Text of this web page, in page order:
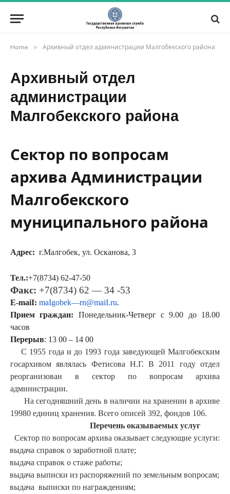
Home » Архивный отдел администрации Малгобекского района
Архивный отдел
администрации
Малгобекского района
Сектор по вопросам
архива Администрации
Малгобекского
муниципального района
Адрес: г.Малгобек, ул. Осканова, 3
Тел.:+7(8734) 62-47-50
Факс: +7(8734) 62 — 34 -53
Е-maiI: maIgobek—rn@maiI.ru.
Прием граждан: Понедельник-Четверг с 9.00 до 18.00
часов
Перерыв: 13 00 – 14 00
C 1955 года и до 1993 года заведующей Малгобекским
госархивом являлась Фетисова Н.Г.В 2011 году отдел
реорганизован в сектор по вопросам архива
администрации.
На сегодняшний день в наличии на хранении в архиве
19980 единиц хранения. Всего описей 392, фондов 106.
Перечень оказываемыхуслуг
Сектор по вопросам архива оказывает следующие услуги:
выдача справок о заработной плате;
выдача справок о стаже работы;
выдача выписки из распоряжений по земельным вопросам;
выдача выписки по награждениям;